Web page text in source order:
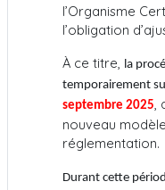
l’Organisme
l’obligation
À ce titre,
la
temporairement
septembre 2025
nouveau
réglementation.
Durant cette